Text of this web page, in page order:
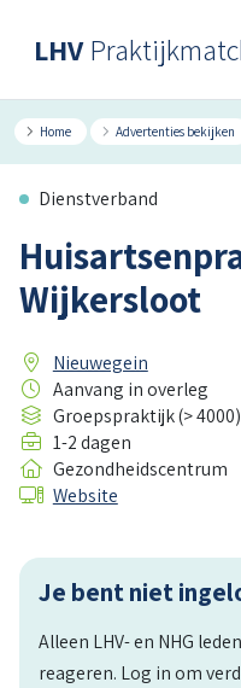
LHV
Home Advertenties bekijken
Dienstverband
Wijkersloot
Nieuwegein
Aanvang in overleg
Groepspraktijk (> 4000)
1-2 dagen
Gezondheidscentrum
Website
Je bent niet
Alleen LHV- en NHG
reageren. Log in om